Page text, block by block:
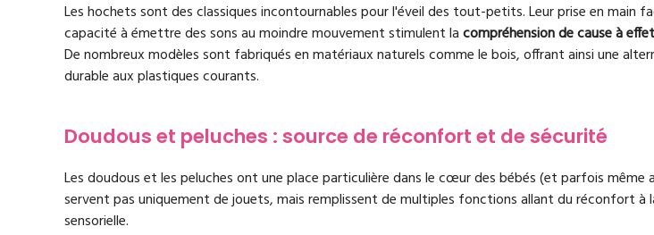
Les hochets sont des classiques incontournables pour l'éveil des tout-petits. Leur prise en main
capacité à émettre des sons au moindre mouvement stimulent lacompréhension de cause à effet
De nombreux modèles sont fabriqués en matériaux naturels comme le bois, offrant ainsi une
durable aux plastiques courants.
Doudous et peluches : source de réconfort et de sécurité
Les doudous et les peluches ont une place particulière dans le cœur des bébés (et parfois même
servent pas uniquement de jouets, mais remplissent de multiples fonctions allant du réconfort à
sensorielle.